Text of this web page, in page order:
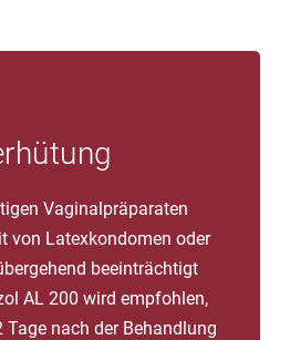
Vaginalpräparaten
von Latexkondomen oder
beeinträchtigt
AL 200 wird empfohlen,
nach der Behandlung